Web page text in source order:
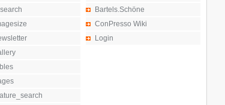
Bartels.Schöne
ConPresso Wiki
Login